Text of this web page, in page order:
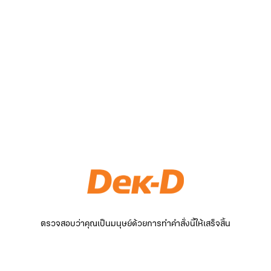
ตรวจสอบว่าคุณเป็นมนุษย์ด้วยการทำคำสั่งนี้ให้เสร็จสิ้น